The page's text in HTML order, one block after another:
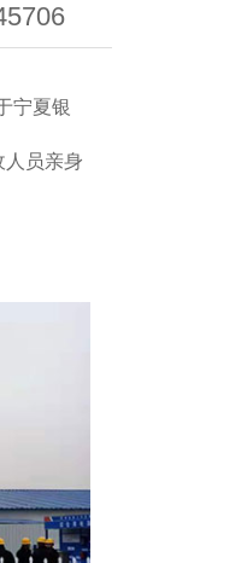
宁夏银
人员亲身